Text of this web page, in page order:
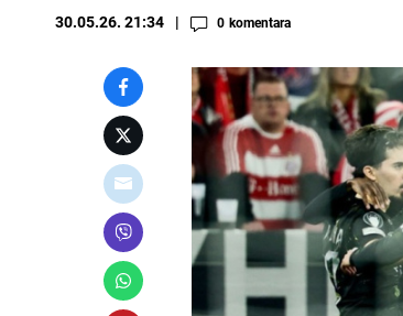
30.05.26. 21:34 0 komentara